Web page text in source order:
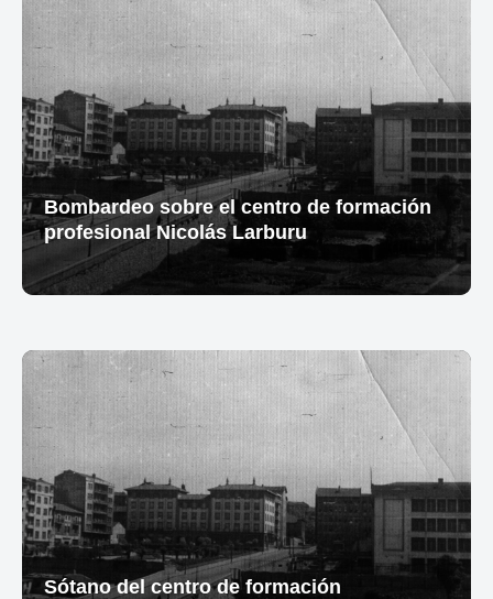
Bombardeo sobre el centro de formación
profesional Nicolás Larburu
Sótano del centro de formación